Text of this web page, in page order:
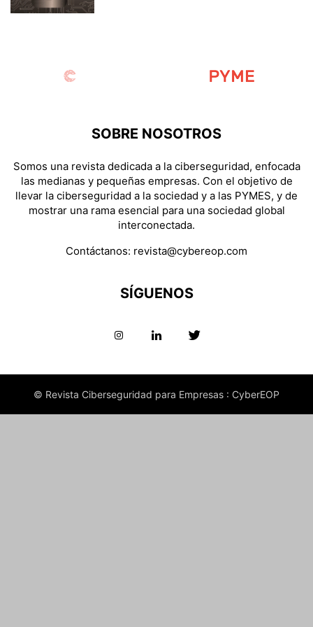
SOBRE NOSOTROS
Somos una revista dedicada a la ciberseguridad, enfocada
las medianas y pequeñas empresas. Con el objetivo de
llevar la ciberseguridad a la sociedad y a las PYMES, y de
mostrar una rama esencial para una sociedad global
interconectada.
Contáctanos: revista@cybereop.com
SÍGUENOS
© Revista Ciberseguridad para Empresas : CyberEOP